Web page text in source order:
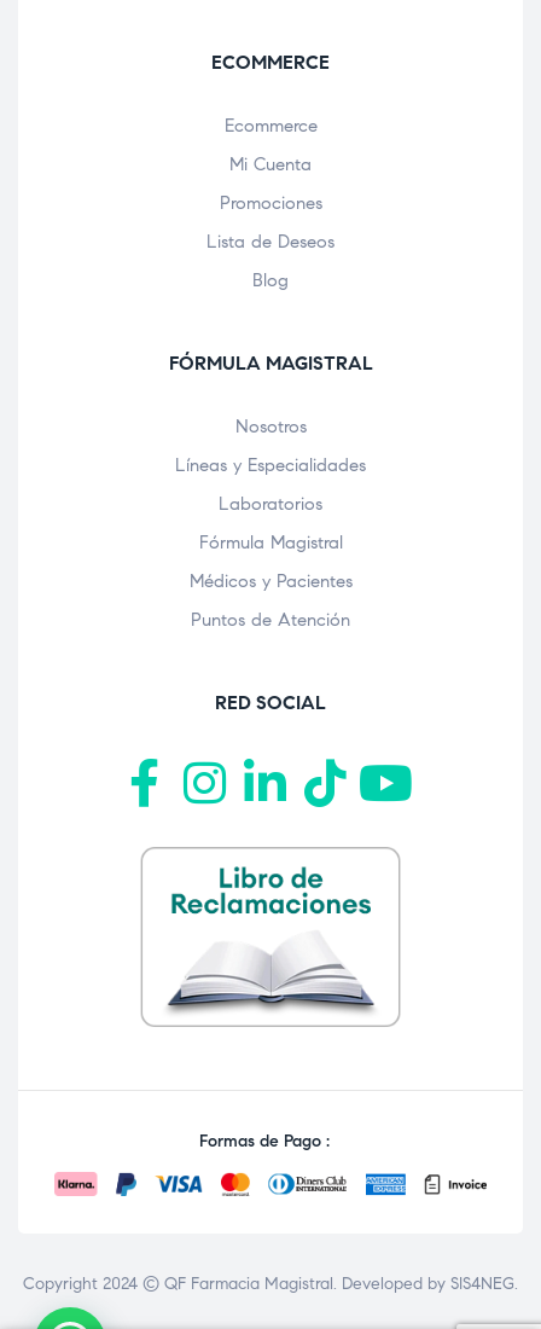
ECOMMERCE
Ecommerce
Mi Cuenta
Promociones
Lista de Deseos
Blog
FÓRMULA MAGISTRAL
Nosotros
Líneas y Especialidades
Laboratorios
Fórmula Magistral
Médicos y Pacientes
Puntos de Atención
RED SOCIAL
Formas de Pago :
Copyright 2024 © QF Farmacia Magistral. Developed by SIS4NEG.